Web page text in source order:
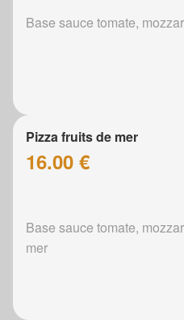
Base sauce tomate,
Pizza fruits de mer
16.00 €
Base sauce tomate,
mer